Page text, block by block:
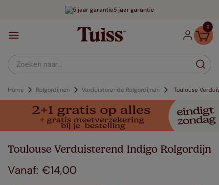
5 jaar garantie
0
Zoeken naar...
Home Rolgordijnen Verduisterende Rolgordijnen Toulouse
Toulouse Verduisterend Indigo Rolgordijn
€14,00